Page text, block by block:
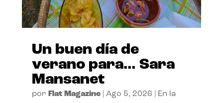
Un buen día de
verano para… Sara
Mansanet
por Flat Magazine| Ago 5, 2026
En la